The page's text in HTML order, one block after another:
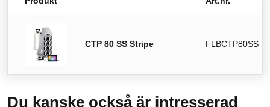
CTP 80 SS Stripe FLBCTP80SS
Du kanske också är intresserad